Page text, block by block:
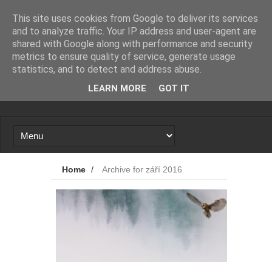
Loading...
Home / Archive for září 2016
This site uses cookies from Google to deliver its services
and to analyze traffic. Your IP address and user-agent are
shared with Google along with performance and security
metrics to ensure quality of service, generate usage
statistics, and to detect and address abuse.
LEARN MORE GOT IT